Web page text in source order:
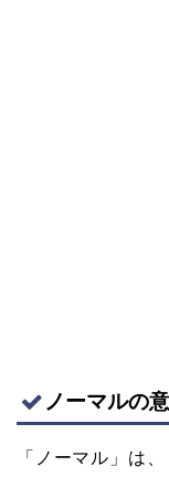
ノーマルの
「ノーマル」は